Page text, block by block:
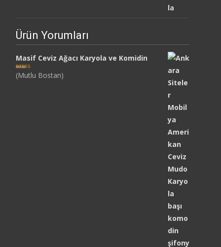
Ürün Yorumları
Masif Ceviz Ağacı Karyola ve Komidin
5 üzerinden5
oy aldı
(Mutlu Bostan)